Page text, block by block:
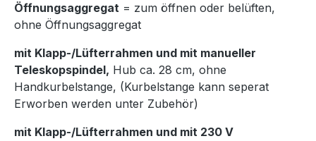
Öffnungsaggregat = zum öffnen oder belüften,
ohne Öffnungsaggregat
mit Klapp-/Lüfterrahmen und mit manueller
Teleskopspindel, Hub ca. 28 cm, ohne
Handkurbelstange, (Kurbelstange kann seperat
Erworben werden unter Zubehör)
mit Klapp-/Lüfterrahmen und mit 230 V